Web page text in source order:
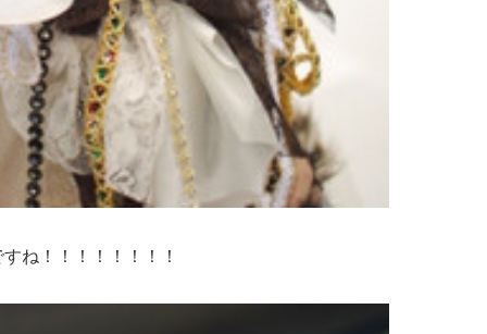
ね！！！！！！！！